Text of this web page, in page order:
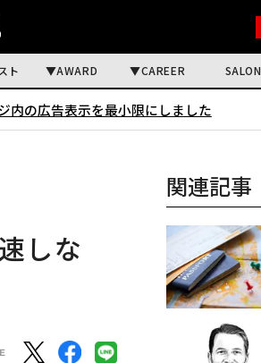
ト AWARD CAREER SALON
内の広告表示を最小限にしました
しな
関連記事